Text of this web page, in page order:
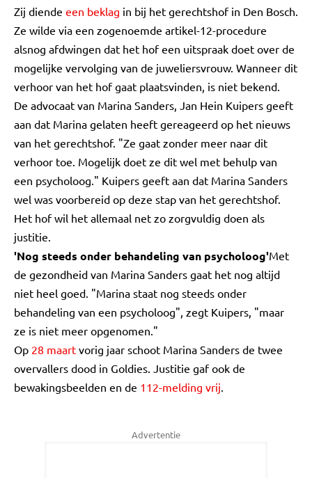
Zij diende een beklag in bij het gerechtshof in Den Bosch.
Ze wilde via een zogenoemde artikel-12-procedure
alsnog afdwingen dat het hof een uitspraak doet over de
mogelijke vervolging van de juweliersvrouw. Wanneer dit
verhoor van het hof gaat plaatsvinden, is niet bekend.
De advocaat van Marina Sanders, Jan Hein Kuipers geeft
aan dat Marina gelaten heeft gereageerd op het nieuws
van het gerechtshof. "Ze gaat zonder meer naar dit
verhoor toe. Mogelijk doet ze dit wel met behulp van
een psycholoog." Kuipers geeft aan dat Marina Sanders
wel was voorbereid op deze stap van het gerechtshof.
Het hof wil het allemaal net zo zorgvuldig doen als
justitie.
'Nog steeds onder behandeling van psycholoog'Met
de gezondheid van Marina Sanders gaat het nog altijd
niet heel goed. "Marina staat nog steeds onder
behandeling van een psycholoog", zegt Kuipers, "maar
ze is niet meer opgenomen."
Op 28 maart vorig jaar schoot Marina Sanders de twee
overvallers dood in Goldies. Justitie gaf ook de
bewakingsbeelden en de 112-melding vrij.
Advertentie